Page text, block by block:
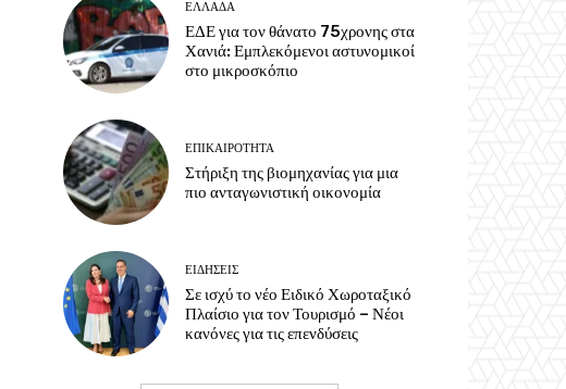
ΕΛΛΑΔΑ
ΕΔΕ για τον θάνατο 75χρονης στα
Χανιά: Εμπλεκόμενοι αστυνομικοί
στο μικροσκόπιο
ΕΠΙΚΑΙΡΟΤΗΤΑ
Στήριξη της βιομηχανίας για μια
πιο ανταγωνιστική οικονομία
ΕΙΔΗΣΕΙΣ
Σε ισχύ το νέο Ειδικό Χωροταξικό
Πλαίσιο για τον Τουρισμό – Νέοι
κανόνες για τις επενδύσεις